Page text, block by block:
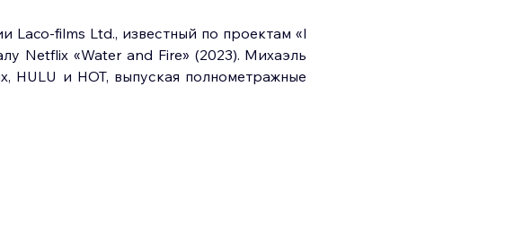
films Ltd., известный по проектам «I
Netflix «Water and Fire» (2023). Михаэль
HULU и HOT, выпуская полнометражные